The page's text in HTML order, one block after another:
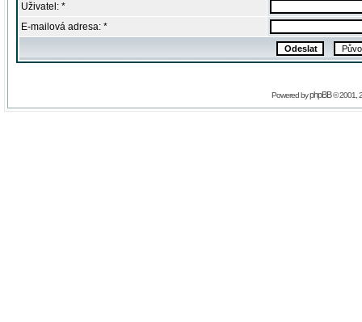
Uživatel: *
E-mailová adresa: *
Powered byphpBB© 2001,